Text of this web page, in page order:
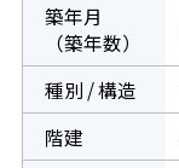
築年月
（築年数）
種別 / 構造
階建